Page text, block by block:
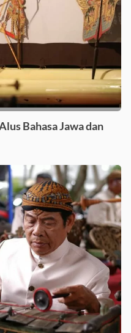
Bahasa Jawa dan